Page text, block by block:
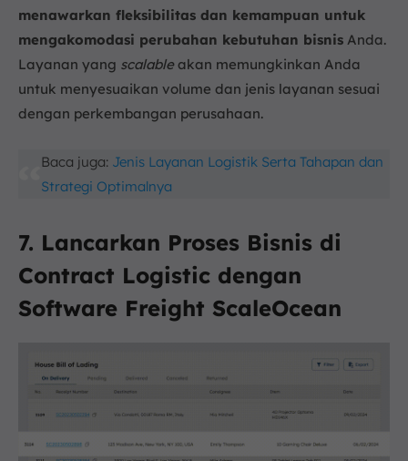
menawarkan fleksibilitas dan kemampuan untuk
mengakomodasi perubahan kebutuhan bisnis Anda.
Layanan yang scalableakan memungkinkan Anda
untuk menyesuaikan volume dan jenis layanan sesuai
dengan perkembangan perusahaan.
Baca juga: Jenis Layanan Logistik Serta Tahapan dan
Strategi Optimalnya
7. Lancarkan Proses Bisnis di
Contract Logistic dengan
Software Freight ScaleOcean